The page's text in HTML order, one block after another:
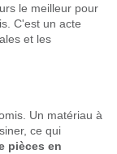
le meilleur pour
C'est un acte
et les
Un matériau à
ce qui
pièces en